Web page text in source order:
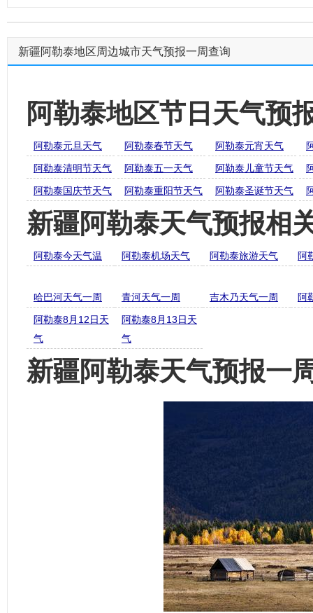
新疆阿勒泰地区周边城市天气预报一周查询
阿勒泰地区节日天气预
阿勒泰元旦天气 阿勒泰春节天气 阿勒泰元宵天气
阿勒泰清明节天气
阿勒泰五一天气 阿勒泰儿童节天气
阿勒泰国庆节天气
阿勒泰重阳节天气 阿勒泰圣诞节天气
新疆阿勒泰天气预报相
阿勒泰今天气温 阿勒泰机场天气 阿勒泰旅游天气 阿
哈巴河天气一周 青河天气一周 吉木乃天气一周
阿
阿勒泰8月12日天
气
阿勒泰8月13日天
气
新疆阿勒泰天气预报一